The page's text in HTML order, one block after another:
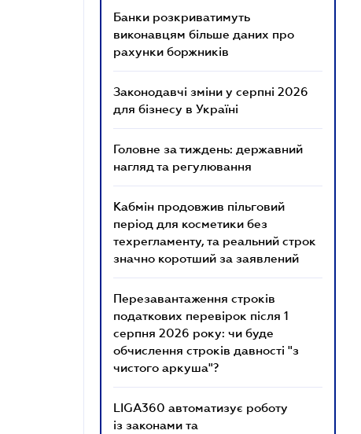
Банки розкриватимуть
виконавцям більше даних про
рахунки боржників
Законодавчі зміни у серпні 2026
для бізнесу в Україні
Головне за тиждень: державний
нагляд та регулювання
Кабмін продовжив пільговий
період для косметики без
техрегламенту, та реальний строк
значно коротший за заявлений
Перезавантаження строків
податкових перевірок після 1
серпня 2026 року: чи буде
обчислення строків давності "з
чистого аркуша"?
LIGA360 автоматизує роботу
із законами та